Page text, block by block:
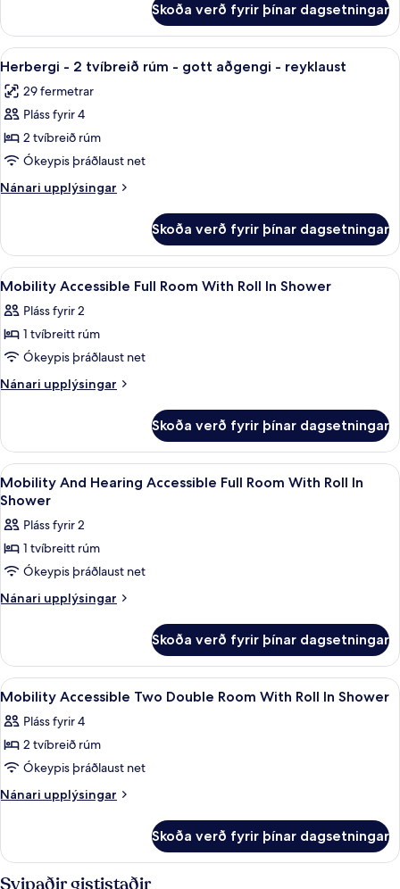
reyklaust
(Roll-
in
Shower)
-
gott
aðgengi
reyklaust
(Roll-
Shower)
Skoða verð fyrir þínar dagsetningar
Skoða
allar
myndir
fyrir
Herbergi
-
2
tvíbreið
-
gott
aðgengi
-
reyklaust
Öryggishólf í herbergi, skrifborð,
4
Herbergi - 2 tvíbreið rúm - gott aðgengi - reyklaust
29 fermetrar
Pláss fyrir 4
2 tvíbreið rúm
Ókeypis þráðlaust net
Nánari upplýsingar
Nánari
-
tvíbreið
-
gott
aðgengi
reyklaust
Skoða verð fyrir þínar dagsetningar
Skoða
allar
myndir
fyrir
Mobility
Accessible
With
Roll
In
Shower
Öryggishólf í herbergi, skrifborð,
4
Mobility Accessible Full Room With Roll In Shower
Pláss fyrir 2
1 tvíbreitt rúm
Ókeypis þráðlaust net
Nánari upplýsingar
Nánari
Accessible
Full
Room
With
In
Shower
Skoða verð fyrir þínar dagsetningar
Skoða
allar
myndir
fyrir
Mobility
And
Hearing
Room
With
Roll
In
Shower
Öryggishólf í herbergi, skrifborð,
4
Mobility And Hearing Accessible Full Room With Roll In
Shower
Pláss fyrir 2
1 tvíbreitt rúm
Ókeypis þráðlaust net
Nánari upplýsingar
Nánari
And
Hearing
Accessible
Room
With
In
Shower
Skoða verð fyrir þínar dagsetningar
Skoða
allar
myndir
fyrir
Mobility
Accessible
Room
Öryggishólf í herbergi, skrifborð,
4
Mobility Accessible Two Double Room With Roll In Shower
Pláss fyrir 4
2 tvíbreið rúm
Ókeypis þráðlaust net
Nánari upplýsingar
Nánari
Accessible
Two
Skoða verð fyrir þínar dagsetningar
Svipaðir gististaðir